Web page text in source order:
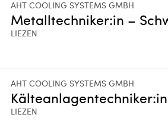
AHT COOLING SYSTEMS GMBH
Metalltechniker:in –
LIEZEN
AHT COOLING SYSTEMS GMBH
Kälteanlagentechniker:in
LIEZEN